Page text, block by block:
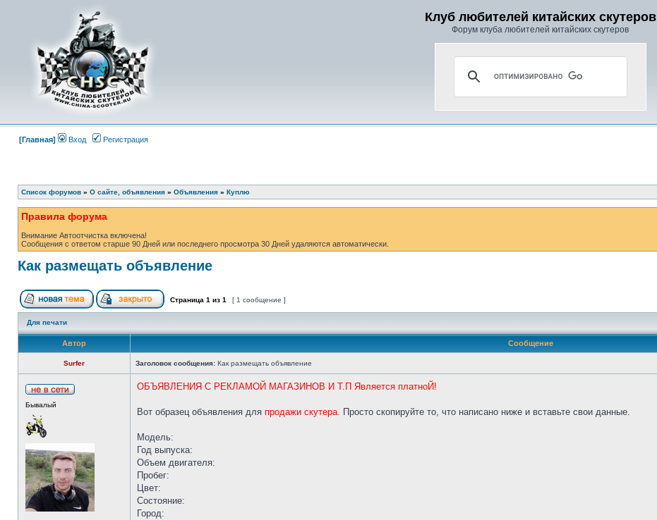
Клуб любителей китайских скутеров
Форум клуба любителей китайских скутеров
[Главная] Вход Регистрация
Список форумов » О сайте, объявления » Объявления » Куплю
Правила форума
Внимание Автоотчистка включена!
Сообщения с ответом старше 90 Дней или последнего просмотра 30 Дней удаляются автоматически.
Как размещать объявление
Страница 1 из 1 [ 1 сообщение ]
Для печати
Автор Сообщение
Surfer Заголовок сообщения: Как размещать объявление
Бывалый
ОБЪЯВЛЕНИЯ С РЕКЛАМОЙ МАГАЗИНОВ И Т.П Является платноЙ!
Вот образец объявления для продажи скутера. Просто скопируйте то, что написано ниже и вставьте свои данные.
Модель:
Год выпуска:
Объем двигателя:
Пробег:
Цвет:
Состояние:
Город: